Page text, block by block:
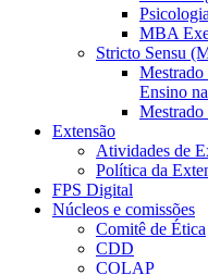
MBA
Stricto Sensu
Mestrado
Ensino
Mestrado
Extensão
Atividades de
Política da
FPS Digital
Núcleos e comissões
Comitê de Ética
CDD
COLAP